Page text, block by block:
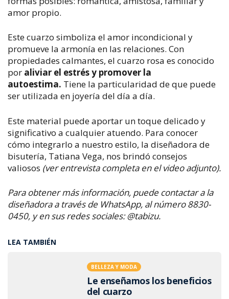
amor propio.
Este cuarzo simboliza el amor incondicional y
promueve la armonía en las relaciones. Con
propiedades calmantes, el cuarzo rosa es conocido
por aliviar el estrés y promover la
autoestima. Tiene la particularidad de que puede
ser utilizada en joyería del día a día.
Este material puede aportar un toque delicado y
significativo a cualquier atuendo. Para conocer
cómo integrarlo a nuestro estilo, la diseñadora de
bisutería, Tatiana Vega, nos brindó consejos
valiosos (ver entrevista completa en el video adjunto).
Para obtener más información, puede contactar a la
diseñadora a través de WhatsApp, al número 8830-
0450, y en sus redes sociales: @tabizu.
LEA TAMBIÉN
BELLEZA Y MODA
Le enseñamos los beneficios
del cuarzo